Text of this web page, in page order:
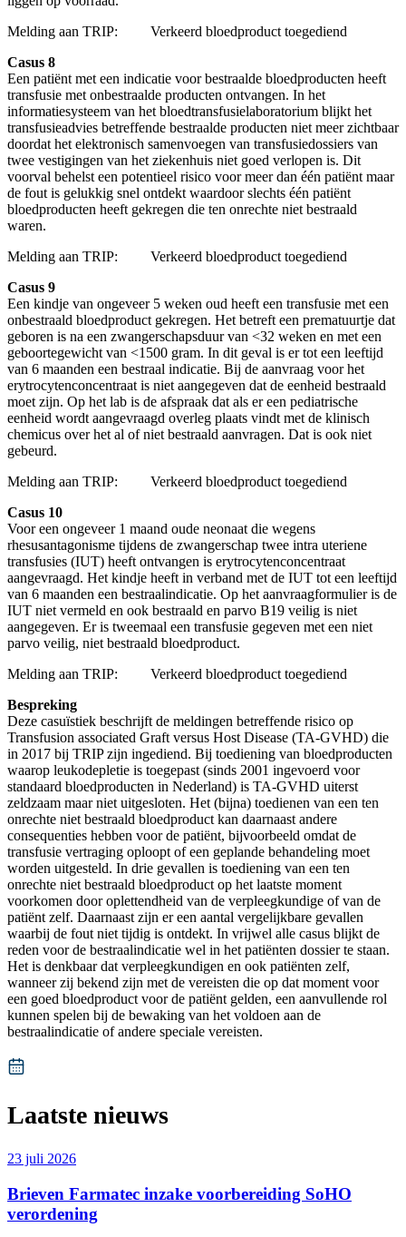
Melding aan TRIP: Verkeerd bloedproduct toegediend
Casus 8
Een patiënt met een indicatie voor bestraalde bloedproducten heeft
transfusie met onbestraalde producten ontvangen. In het
informatiesysteem van het bloedtransfusielaboratorium blijkt het
transfusieadvies betreffende bestraalde producten niet meer zichtbaar
doordat het elektronisch samenvoegen van transfusiedossiers van
twee vestigingen van het ziekenhuis niet goed verlopen is. Dit
voorval behelst een potentieel risico voor meer dan één patiënt maar
de fout is gelukkig snel ontdekt waardoor slechts één patiënt
bloedproducten heeft gekregen die ten onrechte niet bestraald
waren.
Melding aan TRIP: Verkeerd bloedproduct toegediend
Casus 9
Een kindje van ongeveer 5 weken oud heeft een transfusie met een
onbestraald bloedproduct gekregen. Het betreft een prematuurtje dat
geboren is na een zwangerschapsduur van <32 weken en met een
geboortegewicht van <1500 gram. In dit geval is er tot een leeftijd
van 6 maanden een bestraal indicatie. Bij de aanvraag voor het
erytrocytenconcentraat is niet aangegeven dat de eenheid bestraald
moet zijn. Op het lab is de afspraak dat als er een pediatrische
eenheid wordt aangevraagd overleg plaats vindt met de klinisch
chemicus over het al of niet bestraald aanvragen. Dat is ook niet
gebeurd.
Melding aan TRIP: Verkeerd bloedproduct toegediend
Casus 10
Voor een ongeveer 1 maand oude neonaat die wegens
rhesusantagonisme tijdens de zwangerschap twee intra uteriene
transfusies (IUT) heeft ontvangen is erytrocytenconcentraat
aangevraagd. Het kindje heeft in verband met de IUT tot een leeftijd
van 6 maanden een bestraalindicatie. Op het aanvraagformulier is de
IUT niet vermeld en ook bestraald en parvo B19 veilig is niet
aangegeven. Er is tweemaal een transfusie gegeven met een niet
parvo veilig, niet bestraald bloedproduct.
Melding aan TRIP: Verkeerd bloedproduct toegediend
Bespreking
Deze casuïstiek beschrijft de meldingen betreffende risico op
Transfusion associated Graft versus Host Disease (TA-GVHD) die
in 2017 bij TRIP zijn ingediend. Bij toediening van bloedproducten
waarop leukodepletie is toegepast (sinds 2001 ingevoerd voor
standaard bloedproducten in Nederland) is TA-GVHD uiterst
zeldzaam maar niet uitgesloten. Het (bijna) toedienen van een ten
onrechte niet bestraald bloedproduct kan daarnaast andere
consequenties hebben voor de patiënt, bijvoorbeeld omdat de
transfusie vertraging oploopt of een geplande behandeling moet
worden uitgesteld. In drie gevallen is toediening van een ten
onrechte niet bestraald bloedproduct op het laatste moment
voorkomen door oplettendheid van de verpleegkundige of van de
patiënt zelf. Daarnaast zijn er een aantal vergelijkbare gevallen
waarbij de fout niet tijdig is ontdekt. In vrijwel alle casus blijkt de
reden voor de bestraalindicatie wel in het patiënten dossier te staan.
Het is denkbaar dat verpleegkundigen en ook patiënten zelf,
wanneer zij bekend zijn met de vereisten die op dat moment voor
een goed bloedproduct voor de patiënt gelden, een aanvullende rol
kunnen spelen bij de bewaking van het voldoen aan de
bestraalindicatie of andere speciale vereisten.
Laatste nieuws
23 juli 2026
Brieven Farmatec inzake voorbereiding SoHO
verordening